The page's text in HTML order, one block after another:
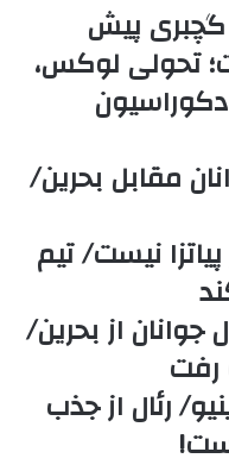
گچبری پیش
تحولی لوکس،
مقابل بحرین/
نیست/ تیم
از بحرین/
رئال از جذب